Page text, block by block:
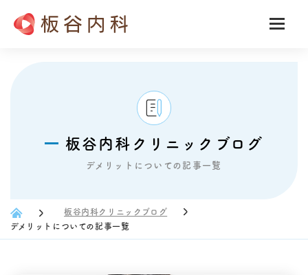
板谷内科クリニックブログ
デメリットについての記事一覧
板谷内科クリニックブログ
デメリットについての記事一覧